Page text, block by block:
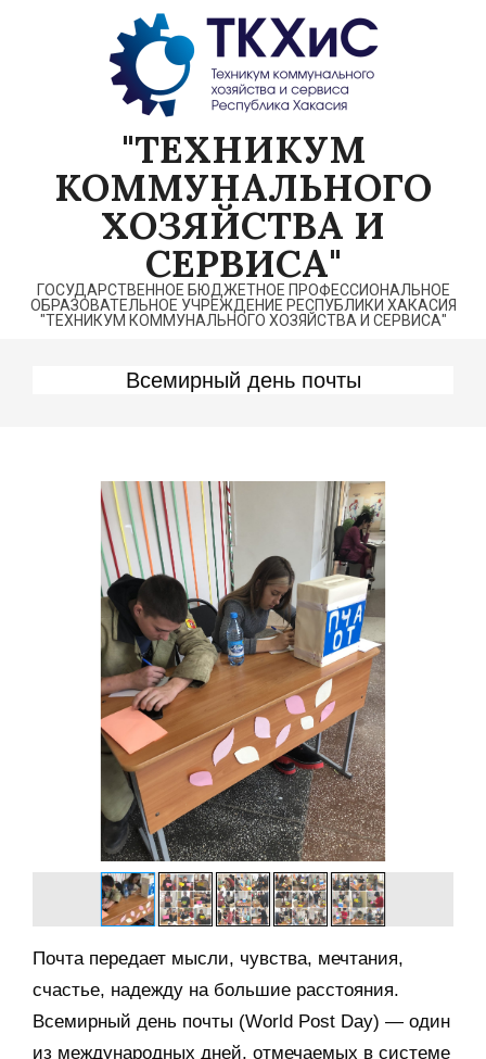
"ТЕХНИКУМ
КОММУНАЛЬНОГО
ХОЗЯЙСТВА И
СЕРВИСА"
ГОСУДАРСТВЕННОЕ БЮДЖЕТНОЕ ПРОФЕССИОНАЛЬНОЕ
ОБРАЗОВАТЕЛЬНОЕ УЧРЕЖДЕНИЕ РЕСПУБЛИКИ ХАКАСИЯ
"ТЕХНИКУМ КОММУНАЛЬНОГО ХОЗЯЙСТВА И СЕРВИСА"
Всемирный день почты
Почта передает мысли, чувства, мечтания,
счастье, надежду на большие расстояния.
Всемирный день почты (World Post Day) — один
из международных дней, отмечаемых в системе